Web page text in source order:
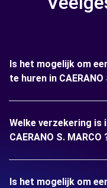
Is het mogelijk om
te huren in CAERANO
Welke verzekering is
CAERANO S. MARCO
Is het mogelijk om